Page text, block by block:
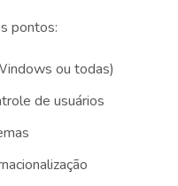
pontos:
ou todas)
de usuários